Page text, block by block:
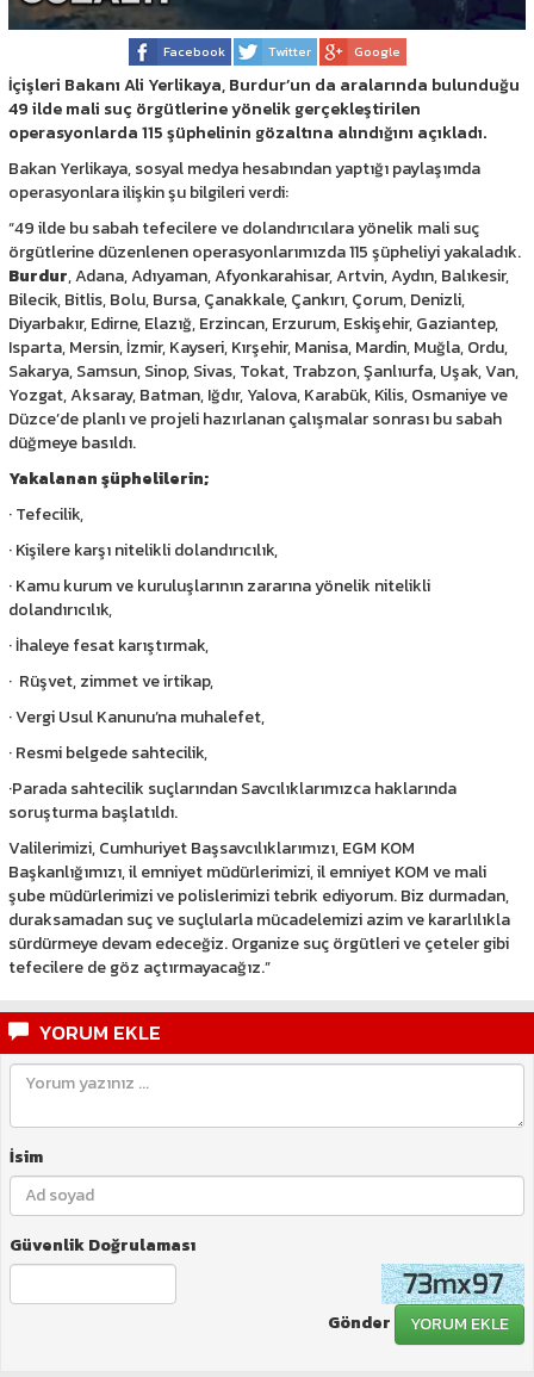
Facebook Twitter Google
İçişleri Bakanı Ali Yerlikaya, Burdur’un da aralarında bulunduğu
49 ilde mali suç örgütlerine yönelik gerçekleştirilen
operasyonlarda 115 şüphelinin gözaltına alındığını açıkladı.
Bakan Yerlikaya, sosyal medya hesabından yaptığı paylaşımda
operasyonlara ilişkin şu bilgileri verdi:
“49 ilde bu sabah tefecilere ve dolandırıcılara yönelik mali suç
örgütlerine düzenlenen operasyonlarımızda 115 şüpheliyi yakaladık.
Burdur, Adana, Adıyaman, Afyonkarahisar, Artvin, Aydın, Balıkesir,
Bilecik, Bitlis, Bolu, Bursa, Çanakkale, Çankırı, Çorum, Denizli,
Diyarbakır, Edirne, Elazığ, Erzincan, Erzurum, Eskişehir, Gaziantep,
Isparta, Mersin, İzmir, Kayseri, Kırşehir, Manisa, Mardin, Muğla, Ordu,
Sakarya, Samsun, Sinop, Sivas, Tokat, Trabzon, Şanlıurfa, Uşak, Van,
Yozgat, Aksaray, Batman, Iğdır, Yalova, Karabük, Kilis, Osmaniye ve
Düzce’de planlı ve projeli hazırlanan çalışmalar sonrası bu sabah
düğmeye basıldı.
Yakalanan şüphelilerin;
· Tefecilik,
· Kişilere karşı nitelikli dolandırıcılık,
· Kamu kurum ve kuruluşlarının zararına yönelik nitelikli
dolandırıcılık,
· İhaleye fesat karıştırmak,
· Rüşvet, zimmet ve irtikap,
· Vergi Usul Kanunu’na muhalefet,
· Resmi belgede sahtecilik,
·Parada sahtecilik suçlarından Savcılıklarımızca haklarında
soruşturma başlatıldı.
Valilerimizi, Cumhuriyet Başsavcılıklarımızı, EGM KOM
Başkanlığımızı, il emniyet müdürlerimizi, il emniyet KOM ve mali
şube müdürlerimizi ve polislerimizi tebrik ediyorum. Biz durmadan,
duraksamadan suç ve suçlularla mücadelemizi azim ve kararlılıkla
sürdürmeye devam edeceğiz. Organize suç örgütleri ve çeteler gibi
tefecilere de göz açtırmayacağız.”
YORUM EKLE
İsim
Güvenlik Doğrulaması
Gönder YORUM EKLE